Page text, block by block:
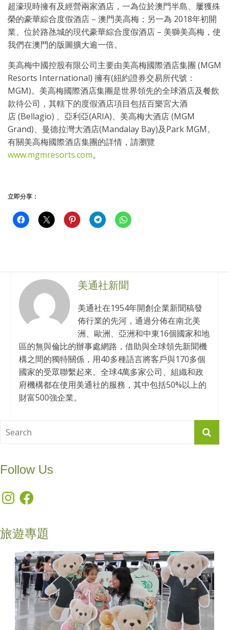
超濠現時擁有及經營兩家酒店，一為位於澳門半島、屢獲殊
榮的豪華綜合度假酒店 – 澳門美高梅；另一為 2018年初開
業、位於路氹城的現代豪華綜合度假酒店 – 美獅美高梅，使
我們在澳門的版圖擴大逾一倍。
美高梅中國控股有限公司主要由美高梅國際酒店集團 (MGM
Resorts International) 擁有(紐約證券交易所代號：
MGM)。美高梅國際酒店集團是世界領先的全球酒店及餐飲
款待公司，其轄下的度假酒店項目包括百樂宮大酒
店 (Bellagio) 、亞利亞(ARIA)、美高梅大酒店 (MGM
Grand)、曼德拉灣大酒店(Mandalay Bay)及Park MGM。
有關美高梅國際酒店集團的詳情，請瀏覽
www.mgmresorts.com。
立即分享：
美通社新聞
美通社在1954年開創企業新聞稿發
佈行業的先河，通過分佈在南北美
洲、歐洲、亞洲和中東16個國家和地
區的無與倫比的辦事處網路，借助與全球領先新聞機
構之間的獨特關係，用40多種語言將客戶與170多個
國家的受眾聯繫起來。全球4萬多家公司、組織和政
府機構都在使用美通社的服務，其中包括50%以上的
財富500強企業。
Follow Us
InstagramFacebook
旅遊專題